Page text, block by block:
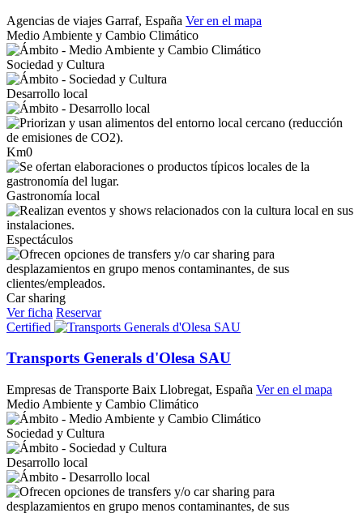
Agencias de viajes Garraf, España Ver en el mapa
Medio Ambiente y Cambio Climático
Sociedad y Cultura
Desarrollo local
Km0
Gastronomía local
Espectáculos
Car sharing
Ver ficha Reservar
Certified
Transports Generals d'Olesa SAU
Empresas de Transporte Baix Llobregat, España Ver en el mapa
Medio Ambiente y Cambio Climático
Sociedad y Cultura
Desarrollo local